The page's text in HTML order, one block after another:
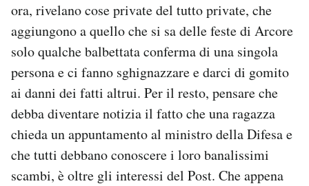
CALENDARIO
AREA PERSONALE
Notifiche mobile
Regala il Post
Hai bisogno di aiuto?
ora, rivelano cose private del tutto private, che
aggiungono a quello che si sa delle feste di Arcore
solo qualche balbettata conferma di una singola
persona e ci fanno sghignazzare e darci di gomito
ai danni dei fatti altrui. Per il resto, pensare che
debba diventare notizia il fatto che una ragazza
chieda un appuntamento al ministro della Difesa e
che tutti debbano conoscere i loro banalissimi
scambi, è oltre gli interessi del Post. Che appena